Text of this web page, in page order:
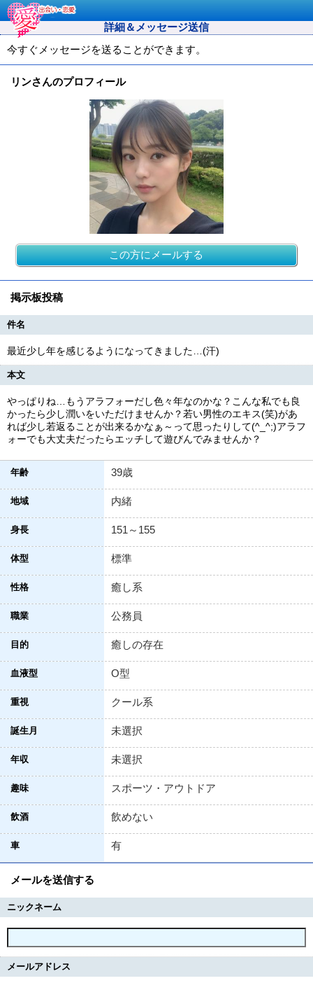
詳細＆メッセージ送信
今すぐメッセージを送ることができます。
リンさんのプロフィール
この方にメールする
掲示板投稿
件名
最近少し年を感じるようになってきました…(汗)
本文
やっぱりね…もうアラフォーだし色々年なのかな？こんな私でも良
かったら少し潤いをいただけませんか？若い男性のエキス(笑)があ
れば少し若返ることが出来るかなぁ～って思ったりして(^_^;)アラフ
ォーでも大丈夫だったらエッチして遊びんでみませんか？
年齢 39歳
地域 内緒
身長 151～155
体型 標準
性格 癒し系
職業 公務員
目的 癒しの存在
血液型 O型
重視 クール系
誕生月 未選択
年収 未選択
趣味 スポーツ・アウトドア
飲酒 飲めない
車 有
メールを送信する
ニックネーム
メールアドレス